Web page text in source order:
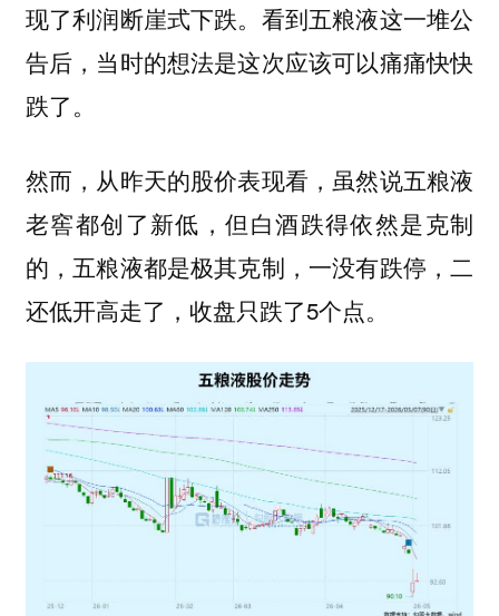
现了利润断崖式下跌。看到五粮液这一堆公
告后，当时的想法是这次应该可以痛痛快快
跌了。
然而，从昨天的股价表现看，虽然说五粮液
老窖都创了新低，但白酒跌得依然是克制
的，五粮液都是极其克制，一没有跌停，二
还低开高走了，收盘只跌了5个点。